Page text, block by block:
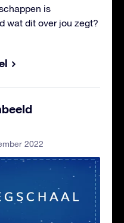
is
wat dit over jou zegt?
2022